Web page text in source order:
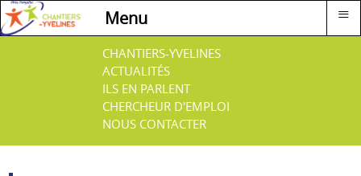
CHANTIERS-YVELINES
ACTUALITÉS
ILS EN PARLENT
CHERCHEUR D'EMPLOI
NOUS CONTACTER
Menu ≡